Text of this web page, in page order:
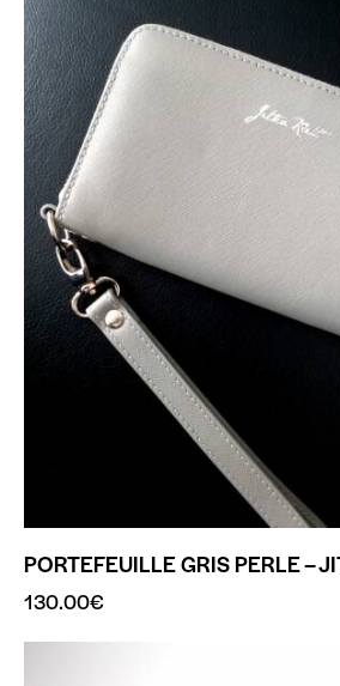
PORTEFEUILLE GRIS PERLE –
130.00€